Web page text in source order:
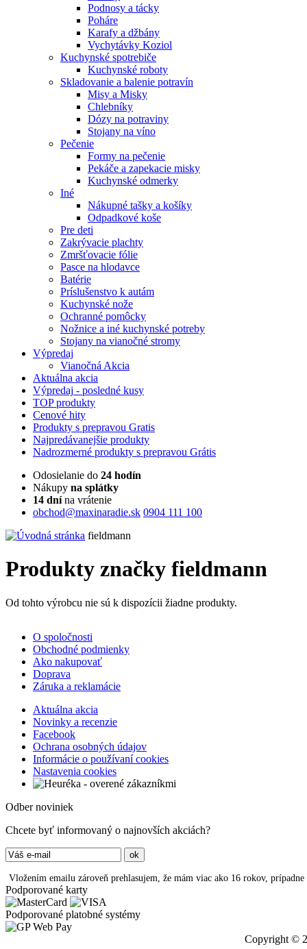
Podnosy a tácky
Poháre
Karafy a džbány
Vychytávky Koziol
Kuchynské spotrebiče
Kuchynské roboty
Skladovanie a balenie potravín
Misy a Misky
Chlebníky
Dózy na potraviny
Stojany na víno
Pečenie
Formy na pečenie
Pekáče a zapekacie misky
Kuchynské odmerky
Iné
Nákupné tašky a košíky
Odpadkové koše
Pre deti
Zakrývacie plachty
Zmršťovacie fólie
Pasce na hlodavce
Batérie
Príslušenstvo k autám
Kuchynské nože
Ochranné pomôcky
Nožnice a iné kuchynské potreby
Stojany na vianočné stromy
Výpredaj
Vianočná Akcia
Aktuálna akcia
Výpredaj - posledné kusy
TOPprodukty
Cenové hity
Produkty s prepravou Gratis
Najpredávanejšie produkty
Nadrozmerné produkty s prepravou Grátis
Odosielanie do 24 hodín
Nákupy na splátky
14 dnína vrátenie
obchod@maxinaradie.sk 0904 111 100
fieldmann
Produkty značky fieldmann
Od tohto výrobcu nie sú k dispozícii žiadne produkty.
O spoločnosti
Obchodné podmienky
Ako nakupovať
Doprava
Záruka a reklamácie
Aktuálna akcia
Novinky a recenzie
Facebook
Ochrana osobných údajov
Informácie o používaní cookies
Nastavenia cookies
Odber noviniek
Chcete byť informovaný o najnovších akciách?
Vložením emailu zároveň prehlasujem, že mám viac ako 16 rokov,
Podporované karty
Podporované platobné systémy
Copyright ©